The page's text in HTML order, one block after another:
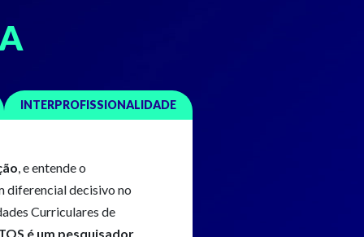
INTERPROFISSIONALIDADE
, e entende o
diferencial decisivo no
Curriculares de
é um pesquisador.